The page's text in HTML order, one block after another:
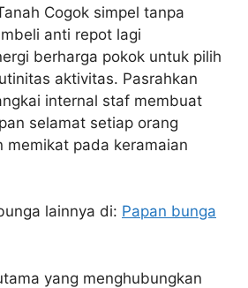
Cogok simpel tanpa
anti repot lagi
berharga pokok untuk pilih
aktivitas. Pasrahkan
internal staf membuat
selamat setiap orang
memikat pada keramaian
lainnya di: Papan bunga
yang menghubungkan